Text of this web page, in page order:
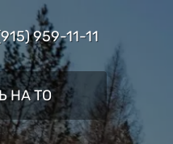
959-11-11
НА ТО